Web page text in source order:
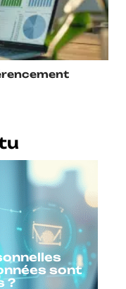
sont
?